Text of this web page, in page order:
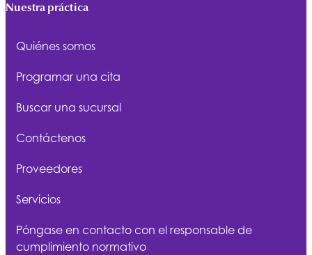
Nuestra práctica
Quiénes somos
Programar una cita
Buscar una sucursal
Contáctenos
Proveedores
Servicios
Póngase en contacto con el responsable de
cumplimiento normativo